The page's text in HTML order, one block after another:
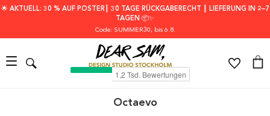
🌟 AKTUELL: 30 % AUF POSTER┃ 30 TAGE RÜCKGABERECHT ┃ LIEFERUNG IN 2–7
TAGEN 📦✨
Code: SUMMER30, bis 6.8.
Octaevo